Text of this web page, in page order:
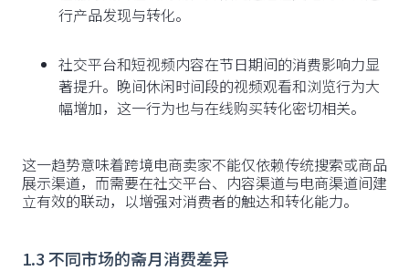
行产品发现与转化。
社交平台和短视频内容在节日期间的消费影响力显
著提升。晚间休闲时间段的视频观看和浏览行为大
幅增加，这一行为也与在线购买转化密切相关。
这一趋势意味着跨境电商卖家不能仅依赖传统搜索或商品
展示渠道，而需要在社交平台、内容渠道与电商渠道间建
立有效的联动，以增强对消费者的触达和转化能力。
1.3 不同市场的斋月消费差异